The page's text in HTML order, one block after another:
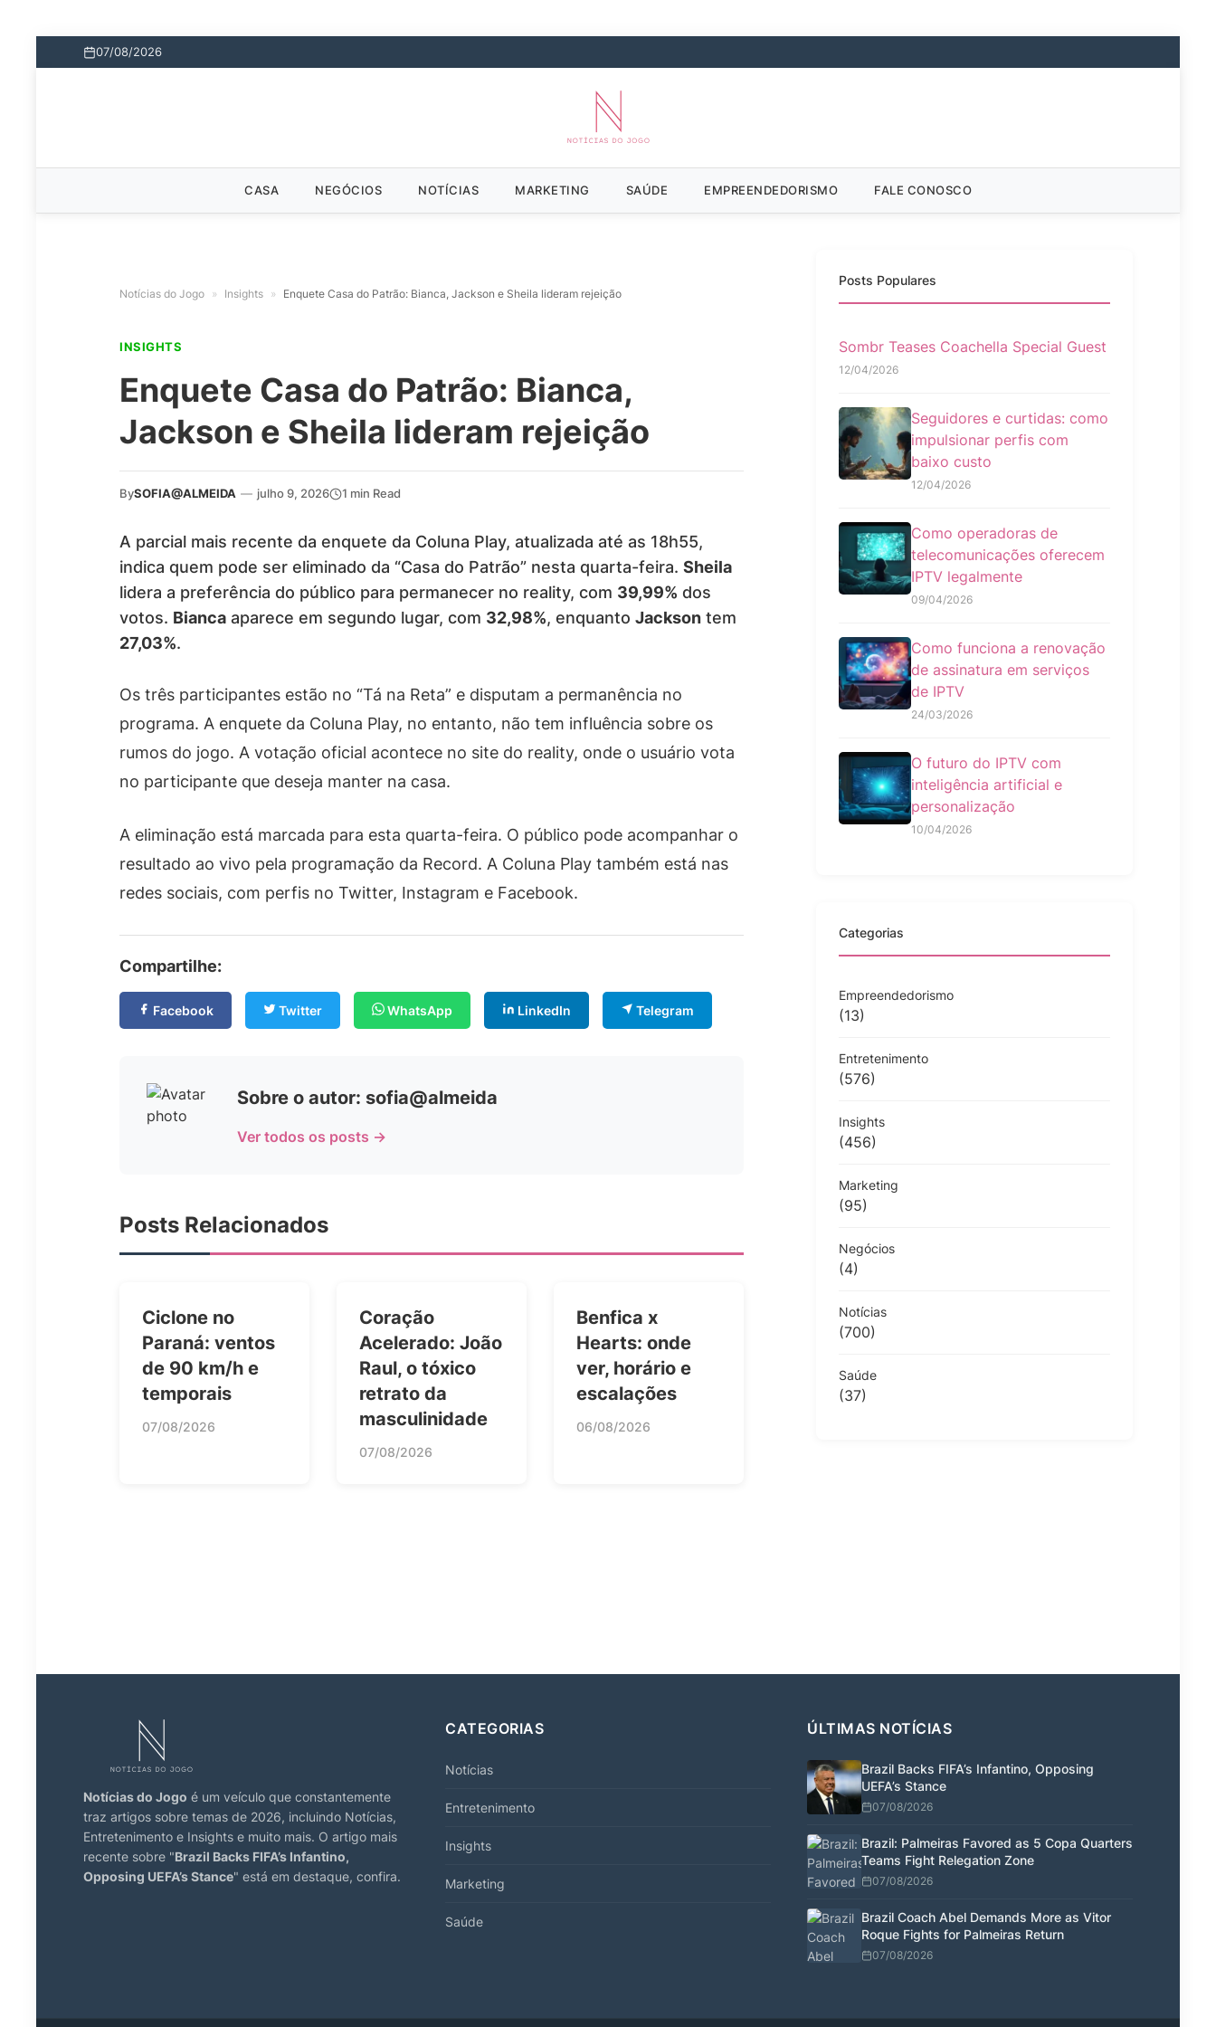
07/08/2026
CASA NEGÓCIOS NOTÍCIAS MARKETING SAÚDE EMPREENDEDORISMO FALE CONOSCO
Notícias do Jogo » Insights » Enquete Casa do Patrão: Bianca, Jackson e Sheila lideram rejeição
INSIGHTS
Enquete Casa do Patrão: Bianca,
Jackson e Sheila lideram rejeição
BySOFIA@ALMEIDA — julho 9, 2026 1 min Read
A parcial mais recente da enquete da Coluna Play, atualizada até as 18h55,
indica quem pode ser eliminado da “Casa do Patrão” nesta quarta-feira. Sheila
lidera a preferência do público para permanecer no reality, com 39,99% dos
votos. Bianca aparece em segundo lugar, com 32,98%, enquanto Jackson tem
27,03%.
Os três participantes estão no “Tá na Reta” e disputam a permanência no
programa. A enquete da Coluna Play, no entanto, não tem influência sobre os
rumos do jogo. A votação oficial acontece no site do reality, onde o usuário vota
no participante que deseja manter na casa.
A eliminação está marcada para esta quarta-feira. O público pode acompanhar o
resultado ao vivo pela programação da Record. A Coluna Play também está nas
redes sociais, com perfis no Twitter, Instagram e Facebook.
Compartilhe:
Facebook Twitter WhatsApp LinkedIn Telegram
Sobre o autor: sofia@almeida
Ver todos os posts →
Posts Relacionados
Ciclone no
Paraná: ventos
de 90 km/h e
temporais
07/08/2026
Coração
Acelerado: João
Raul, o tóxico
retrato da
masculinidade
07/08/2026
Benfica x
Hearts: onde
ver, horário e
escalações
06/08/2026
Posts Populares
Sombr Teases Coachella Special Guest
12/04/2026
Seguidores e curtidas: como
impulsionar perfis com
baixo custo
12/04/2026
Como operadoras de
telecomunicações oferecem
IPTV legalmente
09/04/2026
Como funciona a renovação
de assinatura em serviços
de IPTV
24/03/2026
O futuro do IPTV com
inteligência artificial e
personalização
10/04/2026
Categorias
Empreendedorismo
(13)
Entretenimento
(576)
Insights
(456)
Marketing
(95)
Negócios
(4)
Notícias
(700)
Saúde
(37)
Notícias do Jogo é um veículo que constantemente
traz artigos sobre temas de 2026, incluindo Notícias,
Entretenimento e Insights e muito mais. O artigo mais
recente sobre "Brazil Backs FIFA’s Infantino,
Opposing UEFA’s Stance" está em destaque, confira.
CATEGORIAS
Notícias
Entretenimento
Insights
Marketing
Saúde
ÚLTIMAS NOTÍCIAS
Brazil Backs FIFA’s Infantino, Opposing
UEFA’s Stance
07/08/2026
Brazil: Palmeiras Favored as 5 Copa Quarters
Teams Fight Relegation Zone
07/08/2026
Brazil Coach Abel Demands More as Vitor
Roque Fights for Palmeiras Return
07/08/2026